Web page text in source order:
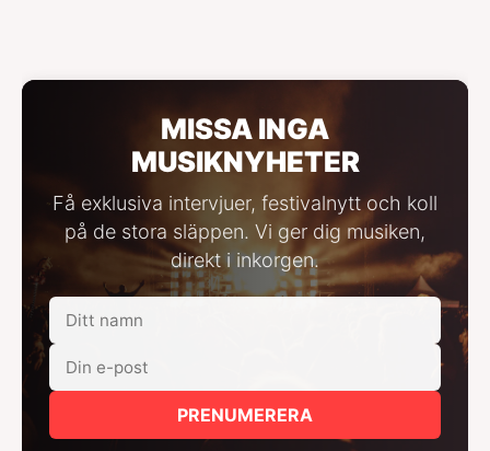
MISSA INGA
MUSIKNYHETER
Få exklusiva intervjuer, festivalnytt och koll
på de stora släppen. Vi ger dig musiken,
direkt i inkorgen.
PRENUMERERA